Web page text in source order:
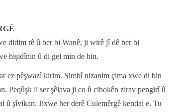
didim rê û ber bi Wanê, ji wirê jî dê ber bi
bişidînin û di gel min de bin.
ez pêşwazî kirim. Simbî nizanim çima xwe di bin
Peqûşk li ser şêlava ji co û cihokên zirav pengirî û
şîvikan. Jixwe her derê Culemêrgê kendal e. Tu